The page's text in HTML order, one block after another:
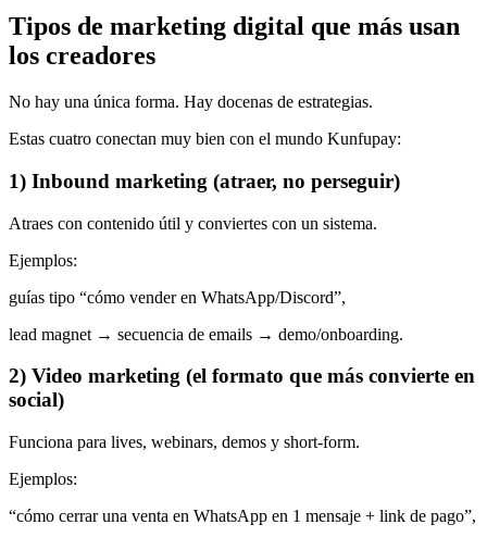
Tipos de marketing digital que más usan
los creadores
No hay una única forma. Hay docenas de estrategias.
Estas cuatro conectan muy bien con el mundo Kunfupay:
1) Inbound marketing (atraer, no perseguir)
Atraes con contenido útil y conviertes con un sistema.
Ejemplos:
guías tipo “cómo vender en WhatsApp/Discord”,
lead magnet → secuencia de emails → demo/onboarding.
2) Video marketing (el formato que más convierte en
social)
Funciona para lives, webinars, demos y short-form.
Ejemplos:
“cómo cerrar una venta en WhatsApp en 1 mensaje + link de pago”,